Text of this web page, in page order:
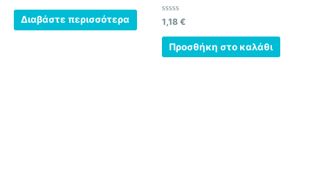
Βαθμολογήθηκε
από
Διαβάστε περισσότερα
Βαθμολογήθηκε
με
0
από
1,18 €
Προσθήκη στο καλάθι